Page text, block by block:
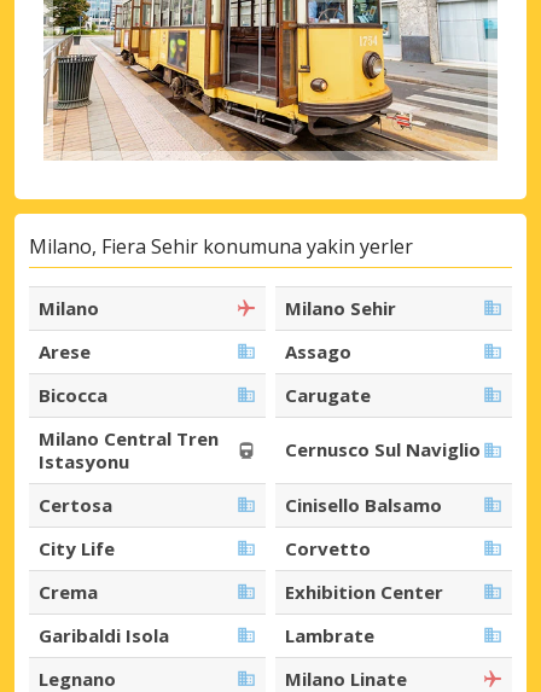
Milano, Fiera Sehir konumuna yakin yerler
Milano
Milano Sehir
Arese
Assago
Bicocca
Carugate
Milano Central Tren
Istasyonu
Cernusco Sul Naviglio
Certosa
Cinisello Balsamo
City Life
Corvetto
Crema
Exhibition Center
Garibaldi Isola
Lambrate
Legnano
Milano Linate